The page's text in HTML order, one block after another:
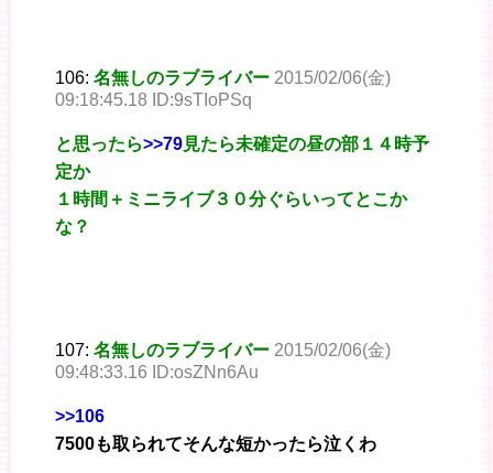
106: 名無しのラブライバー 2015/02/06(金)
09:18:45.18 ID:9sTIoPSq
と思ったら>>79見たら未確定の昼の部１４時予
定か
１時間＋ミニライブ３０分ぐらいってとこか
な？
107: 名無しのラブライバー 2015/02/06(金)
09:48:33.16 ID:osZNn6Au
>>106
7500も取られてそんな短かったら泣くわ